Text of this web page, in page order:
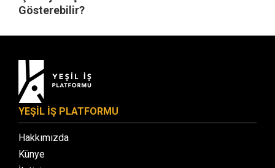
Gösterebilir?
YEŞİL İŞ PLATFORMU
Hakkımızda
Künye